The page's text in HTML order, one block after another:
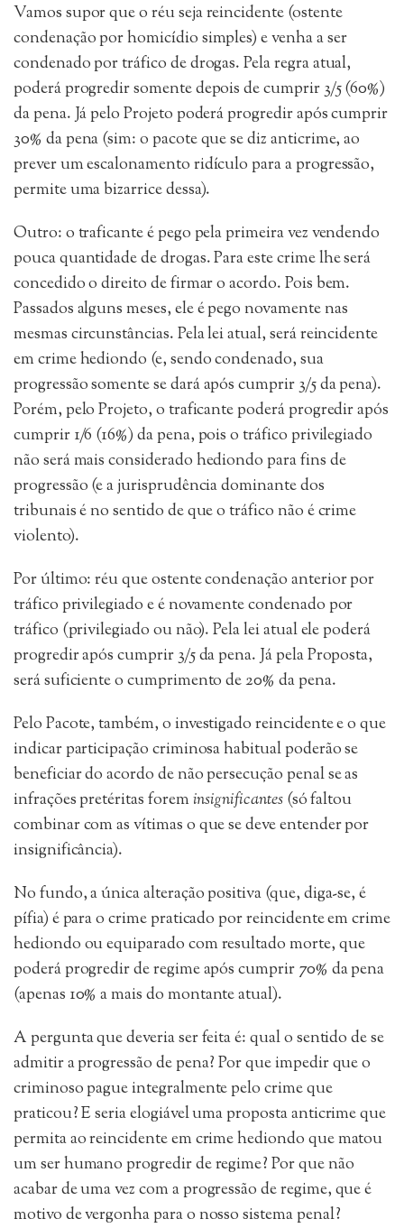
Vamos supor que o réu seja reincidente (ostente
condenação por homicídio simples) e venha a ser
condenado por tráfico de drogas. Pela regra atual,
poderá progredir somente depois de cumprir 3/5 (60%)
da pena. Já pelo Projeto poderá progredir após cumprir
30% da pena (sim: o pacote que se diz anticrime, ao
prever um escalonamento ridículo para a progressão,
permite uma bizarrice dessa).
Outro: o traficante é pego pela primeira vez vendendo
pouca quantidade de drogas. Para este crime lhe será
concedido o direito de firmar o acordo. Pois bem.
Passados alguns meses, ele é pego novamente nas
mesmas circunstâncias. Pela lei atual, será reincidente
em crime hediondo (e, sendo condenado, sua
progressão somente se dará após cumprir 3/5 da pena).
Porém, pelo Projeto, o traficante poderá progredir após
cumprir 1/6 (16%) da pena, pois o tráfico privilegiado
não será mais considerado hediondo para fins de
progressão (e a jurisprudência dominante dos
tribunais é no sentido de que o tráfico não é crime
violento).
Por último: réu que ostente condenação anterior por
tráfico privilegiado e é novamente condenado por
tráfico (privilegiado ou não). Pela lei atual ele poderá
progredir após cumprir 3/5 da pena. Já pela Proposta,
será suficiente o cumprimento de 20% da pena.
Pelo Pacote, também, o investigado reincidente e o que
indicar participação criminosa habitual poderão se
beneficiar do acordo de não persecução penal se as
infrações pretéritas foreminsignificantes(só faltou
combinar com as vítimas o que se deve entender por
insignificância).
No fundo, a única alteração positiva (que, diga-se, é
pífia) é para o crime praticado por reincidente em crime
hediondo ou equiparado com resultado morte, que
poderá progredir de regime após cumprir 70% da pena
(apenas 10% a mais do montante atual).
A pergunta que deveria ser feita é: qual o sentido de se
admitir a progressão de pena? Por que impedir que o
criminoso pague integralmente pelo crime que
praticou? E seria elogiável uma proposta anticrime que
permita ao reincidente em crime hediondo que matou
um ser humano progredir de regime? Por que não
acabar de uma vez com a progressão de regime, que é
motivo de vergonha para o nosso sistema penal?